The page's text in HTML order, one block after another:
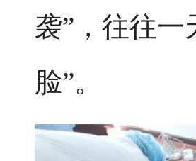
袭”，往往一
脸”。